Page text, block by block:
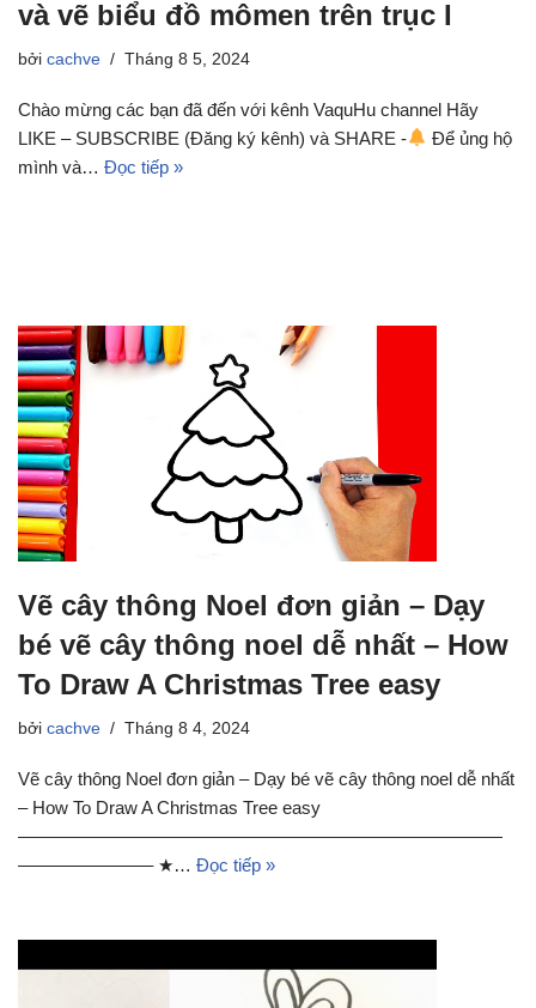
và vẽ biểu đồ mômen trên trục I
bởi cachve Tháng 8 5, 2024
Chào mừng các bạn đã đến với kênh VaquHu channel Hãy
LIKE – SUBSCRIBE (Đăng ký kênh) và SHARE -
Để ủng hộ
mình và… Đọc tiếp »
Vẽ cây thông Noel đơn giản – Dạy
bé vẽ cây thông noel dễ nhất – How
To Draw A Christmas Tree easy
bởi cachve Tháng 8 4, 2024
Vẽ cây thông Noel đơn giản – Dạy bé vẽ cây thông noel dễ nhất
– How To Draw A Christmas Tree easy
———————————————————————————
———————– ★… Đọc tiếp »